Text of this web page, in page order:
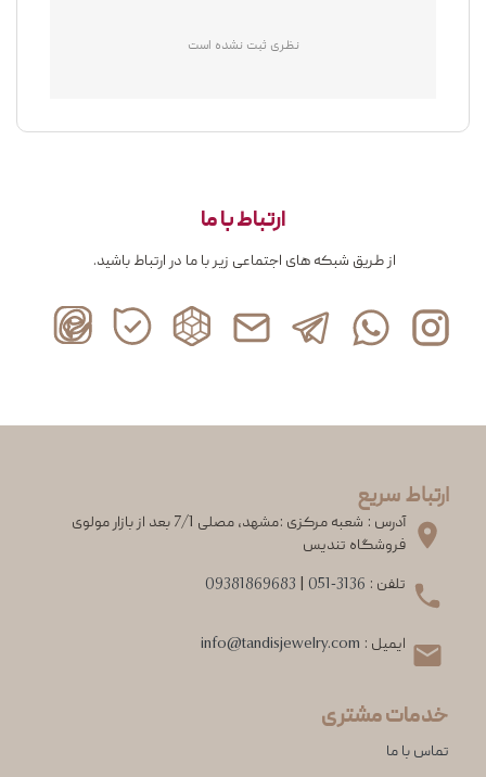
نظری ثبت نشده است
ارتباط با ما
از طریق شبکه های اجتماعی زیر با ما در ارتباط باشید.
ارتباط سریع
آدرس : شعبه مرکزی :مشهد، مصلی 7/1 بعد از بازار مولوی
فروشگاه تندیس
تلفن : 051-3136
09381869683
ایمیل : info@tandisjewelry.com
خدمات مشتری
تماس با ما